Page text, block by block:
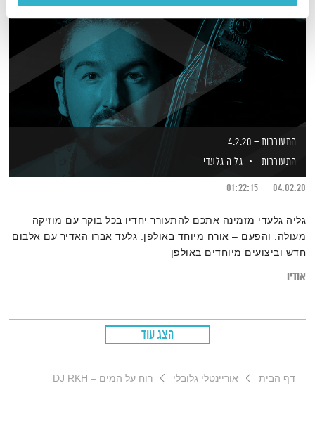
התעוררות – 4.2.20
התעוררות
גליה גלעדי
04.02.20
01:22:15
גליה גלעדי מזמינה אתכם להתעורר יחדיו בכל בוקר עם מוזיקה
מעולה. והפעם – אורח מיוחד באולפן: גלעד אברו האדיר עם אלבום
חדש וביצועים מיוחדים באולפן
אודיו
הצג עוד
דף הבית אוריינטלי גלובלי רוח על המים – DJ RKH